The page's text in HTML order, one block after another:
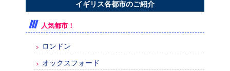
イギリス各都市のご紹介
人気都市！
ロンドン
オックスフォード